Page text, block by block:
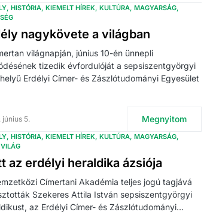
HISTÓRIA KIEMELT HÍREK KULTÚRA MAGYARSÁG
nagykövete a világban
világnapján, június 10-én ünnepli
tizedik évfordulóját a sepsiszentgyörgyi
Erdélyi Címer- és Zászlótudományi Egyesület
június 5. Megnyitom
HISTÓRIA KIEMELT HÍREK KULTÚRA MAGYARSÁG
az erdélyi heraldika ázsiója
Címertani Akadémia teljes jogú tagjává
Szekeres Attila István sepsiszentgyörgyi
az Erdélyi Címer- és Zászlótudományi…